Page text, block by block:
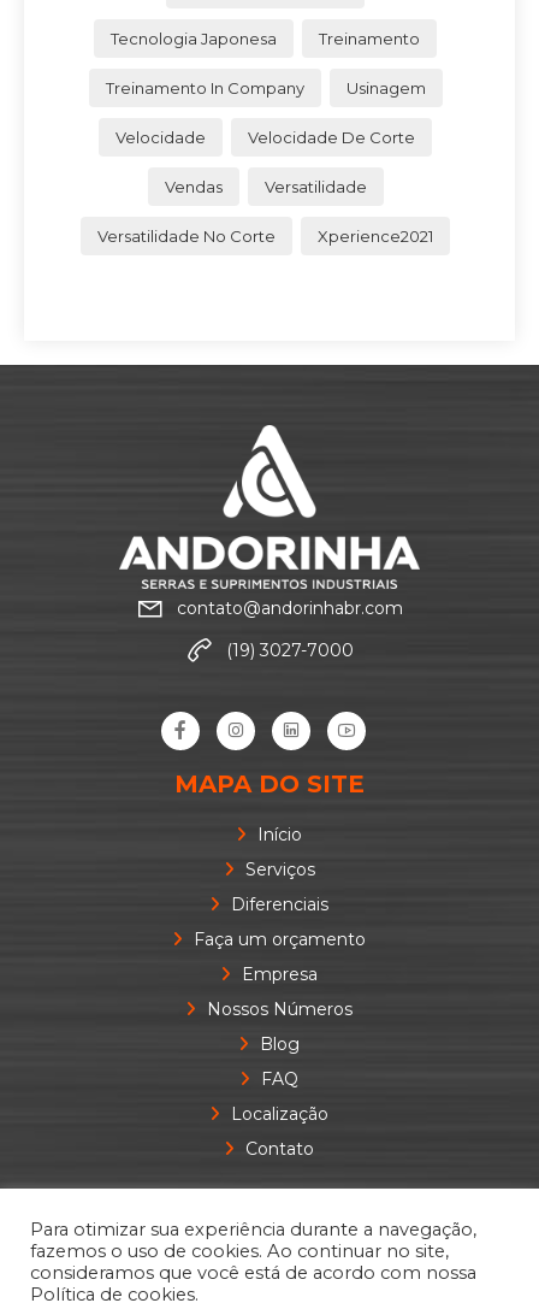
Tecnologia Japonesa Treinamento
Treinamento In Company Usinagem
Velocidade Velocidade De Corte
Vendas Versatilidade
Versatilidade No Corte Xperience2021
contato@andorinhabr.com
(19) 3027-7000
MAPA DO SITE
Início
Serviços
Diferenciais
Faça um orçamento
Empresa
Nossos Números
Blog
FAQ
Localização
Contato
Para otimizar sua experiência durante a navegação,
fazemos o uso de cookies. Ao continuar no site,
consideramos que você está de acordo com nossa
Política de cookies.